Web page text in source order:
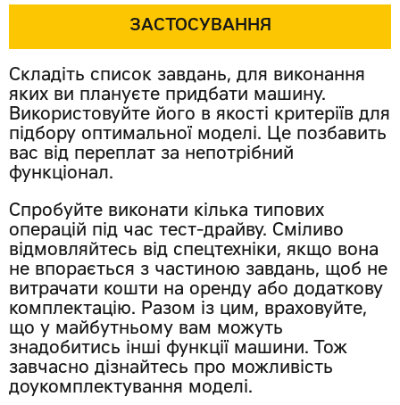
ЗАСТОСУВАННЯ
Складіть список завдань, для виконання
яких ви плануєте придбати машину.
Використовуйте його в якості критеріїв для
підбору оптимальної моделі. Це позбавить
вас від переплат за непотрібний
функціонал.
Спробуйте виконати кілька типових
операцій під час тест-драйву. Сміливо
відмовляйтесь від спецтехніки, якщо вона
не впорається з частиною завдань, щоб не
витрачати кошти на оренду або додаткову
комплектацію. Разом із цим, враховуйте,
що у майбутньому вам можуть
знадобитись інші функції машини. Тож
завчасно дізнайтесь про можливість
доукомплектування моделі.